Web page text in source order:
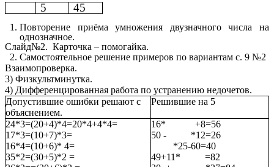
5
45
Повторение приёма умножения двузначного числа на
однозначное.
Слайд№2. Карточка – помогайка.
Самостоятельное решение примеров по вариантам с. 9 №2
Взаимопроверка.
3) Физкультминутка.
4) Дифференцированная работа по устранению недочетов.
Допустившие ошибки решают с
объяснением.
Решившие на 5
24*3=(20+4)*4=20*4+4*4=
17*3=(10+7)*3=
16*4=(10+6)* 4=
35*2=(30+5)*2 =
16* +8=56
50 - *12=26
*25-60=40
49+11* =82